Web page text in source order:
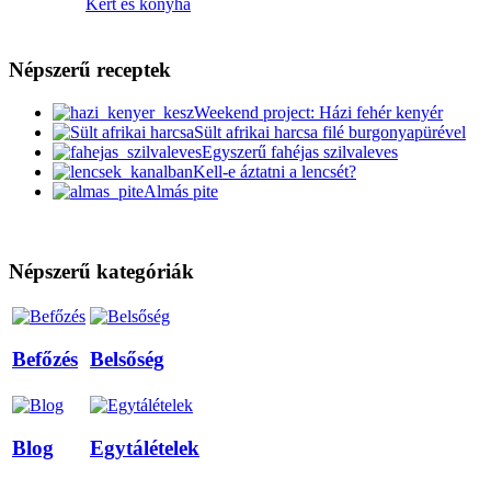
Kert és konyha
Népszerű receptek
Weekend project: Házi fehér kenyér
Sült afrikai harcsa filé burgonyapürével
Egyszerű fahéjas szilvaleves
Kell-e áztatni a lencsét?
Almás pite
Népszerű kategóriák
Befőzés Belsőség
Blog Egytálételek